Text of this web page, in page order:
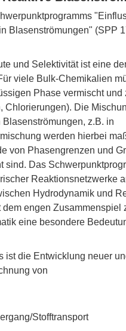
Blasenströmungen" (SPP
und Selektivität ist eine
viele Bulk-Chemikalien
Phase vermischt und
Die
z.B. in
werden hierbei
von Phasengrenzen und
sind. Das
Reaktionsnetzwerke
Hydrodynamik und
engen Zusammenspiel
eine besondere
ist die Entwicklung neuer
von
Stofftransport